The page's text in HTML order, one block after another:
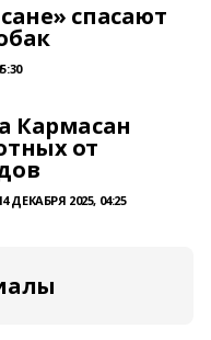
спасают
Кармасан
от
ДЕКАБРЯ 2025, 04:25